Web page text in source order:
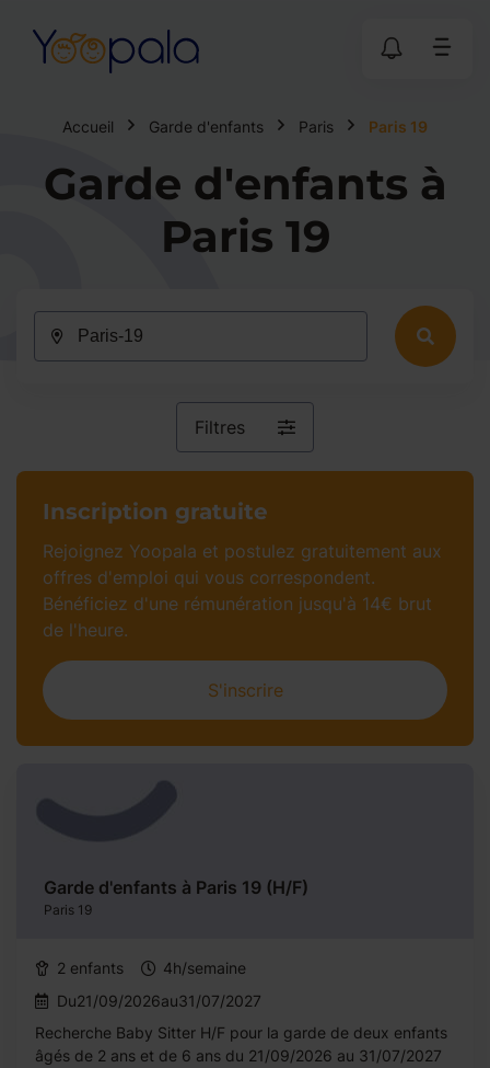
Accueil Garde d'enfants Paris Paris 19
Garde d'enfants à
Paris 19
Filtres
Garde d'enfants à Paris 19 (H/F)
Paris 19
2 enfants
4h/semaine
Du21/09/2026au31/07/2027
Recherche Baby Sitter H/F pour la garde de deux enfants
âgés de 2 ans et de 6 ans du 21/09/2026 au 31/07/2027
Inscription gratuite​
Rejoignez Yoopala et postulez gratuitement aux
offres d'emploi qui vous correspondent.
Bénéficiez d'une rémunération jusqu'à 14€ brut
de l'heure.​
S'inscrire